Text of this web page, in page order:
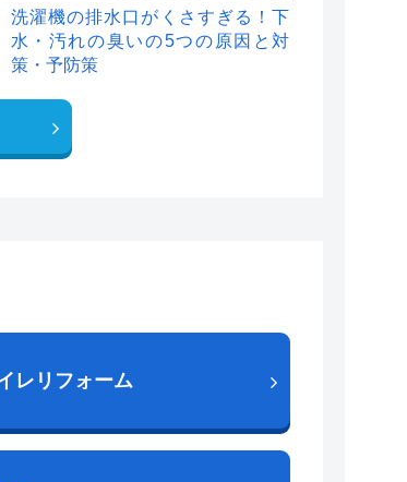
洗濯機の排水口がくさすぎる！下
水・汚れの臭いの5つの原因と対
策・予防策
レリフォーム